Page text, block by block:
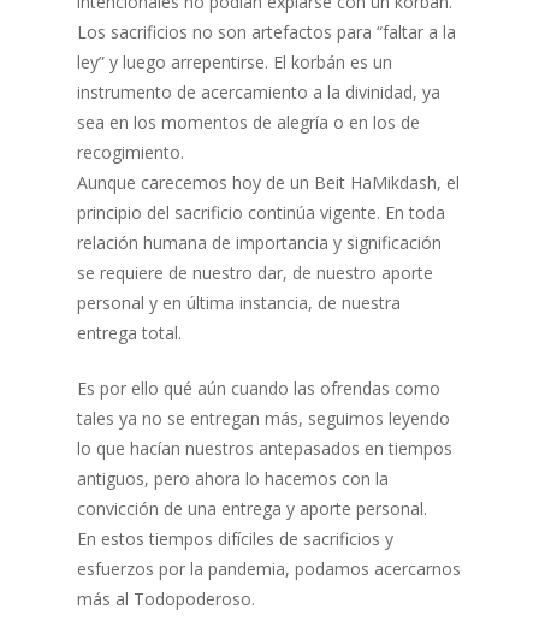
Los sacrificios no son artefactos para “faltar a la
ley” y luego arrepentirse. El korbán es un
instrumento de acercamiento a la divinidad, ya
sea en los momentos de alegría o en los de
recogimiento.
Aunque carecemos hoy de un Beit HaMikdash, el
principio del sacrificio continúa vigente. En toda
relación humana de importancia y significación
se requiere de nuestro dar, de nuestro aporte
personal y en última instancia, de nuestra
entrega total.
Es por ello qué aún cuando las ofrendas como
tales ya no se entregan más, seguimos leyendo
lo que hacían nuestros antepasados en tiempos
antiguos, pero ahora lo hacemos con la
convicción de una entrega y aporte personal.
En estos tiempos difíciles de sacrificios y
esfuerzos por la pandemia, podamos acercarnos
más al Todopoderoso.